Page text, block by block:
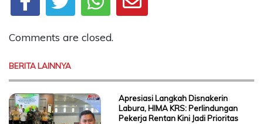
Comments are closed.
BERITA LAINNYA
Apresiasi Langkah Disnakerin
Labura, HIMA KRS: Perlindungan
Pekerja Rentan Kini Jadi Prioritas